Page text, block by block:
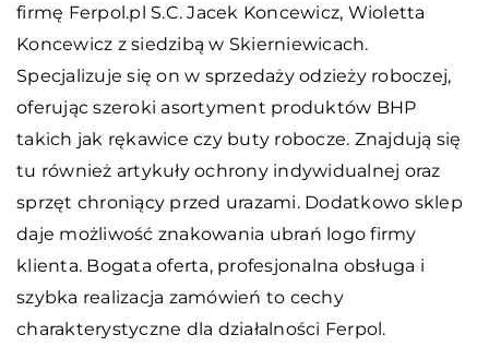
firmę Ferpol.pl S.C. Jacek Koncewicz, Wioletta
Koncewicz z siedzibą w Skierniewicach.
Specjalizuje się on w sprzedaży odzieży roboczej,
oferując szeroki asortyment produktów BHP
takich jak rękawice czy buty robocze. Znajdują się
tu również artykuły ochrony indywidualnej oraz
sprzęt chroniący przed urazami. Dodatkowo sklep
daje możliwość znakowania ubrań logo firmy
klienta. Bogata oferta, profesjonalna obsługa i
szybka realizacja zamówień to cechy
charakterystyczne dla działalności Ferpol.